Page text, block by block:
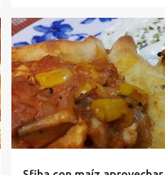
APERITIVOS COMIDA CALLEJERA